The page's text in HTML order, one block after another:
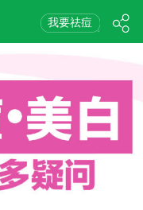
我要祛痘